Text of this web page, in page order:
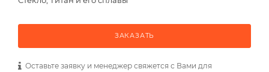
ЗАКАЗАТЬ
Оставьте заявку и менеджер свяжется с Вами для